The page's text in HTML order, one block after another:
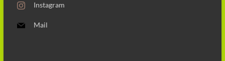
Instagram
Mail